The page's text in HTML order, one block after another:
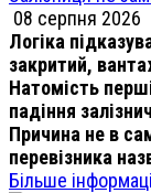
08 серпня 2026
Логіка
закритий,
Натомість
падіння
Причина не в
перевізника
Більше